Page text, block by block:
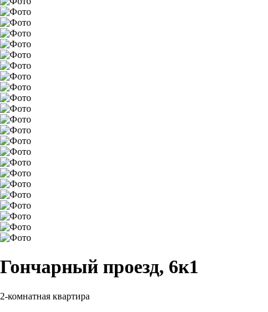
Гончарный проезд, 6к1
2-комнатная квартира